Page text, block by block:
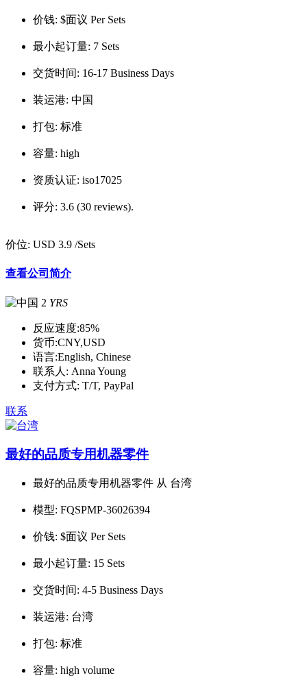
价钱: $面议 Per Sets
最小起订量: 7 Sets
交货时间: 16-17 Business Days
装运港: 中国
打包: 标准
容量: high
资质认证: iso17025
评分: 3.6 (30 reviews).
价位: USD 3.9 /Sets
查看公司简介
2 YRS
反应速度:85%
货币:CNY,USD
语言:English, Chinese
联系人: Anna Young
支付方式: T/T, PayPal
联系
最好的品质专用机器零件
最好的品质专用机器零件 从 台湾
模型: FQSPMP-36026394
价钱: $面议 Per Sets
最小起订量: 15 Sets
交货时间: 4-5 Business Days
装运港: 台湾
打包: 标准
容量: high volume